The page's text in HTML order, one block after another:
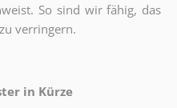
So sind wir fähig, das
verringern.
in Kürze